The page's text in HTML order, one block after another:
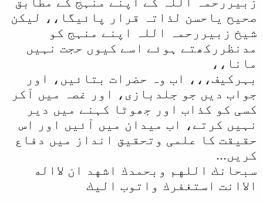
صحیح یاحسن لذاتہ قرار پائیگا،، لیکن
شیخ زبیررحمہ اللہ اپنے منہج کو
مدنظررکھتے ہوئے اسے کیوں حجت نہیں
مانا،،
بہرکیف،،، اب وہ حضرات بتائیں، اور
جواب دیں جو جلدبازی، اور غصہ میں آکر
کسی کو کذاب اور جھوٹا کہنے میں دیر
نہیں کرتے، اب میدان میں آئیں اور اس
حقیقت کا علمی وتحقیق انداز میں دفاع
کریں...
سبحانك اللهم وبحمدك اشهد ان لااله
الاانت استغفرك واتوب اليك